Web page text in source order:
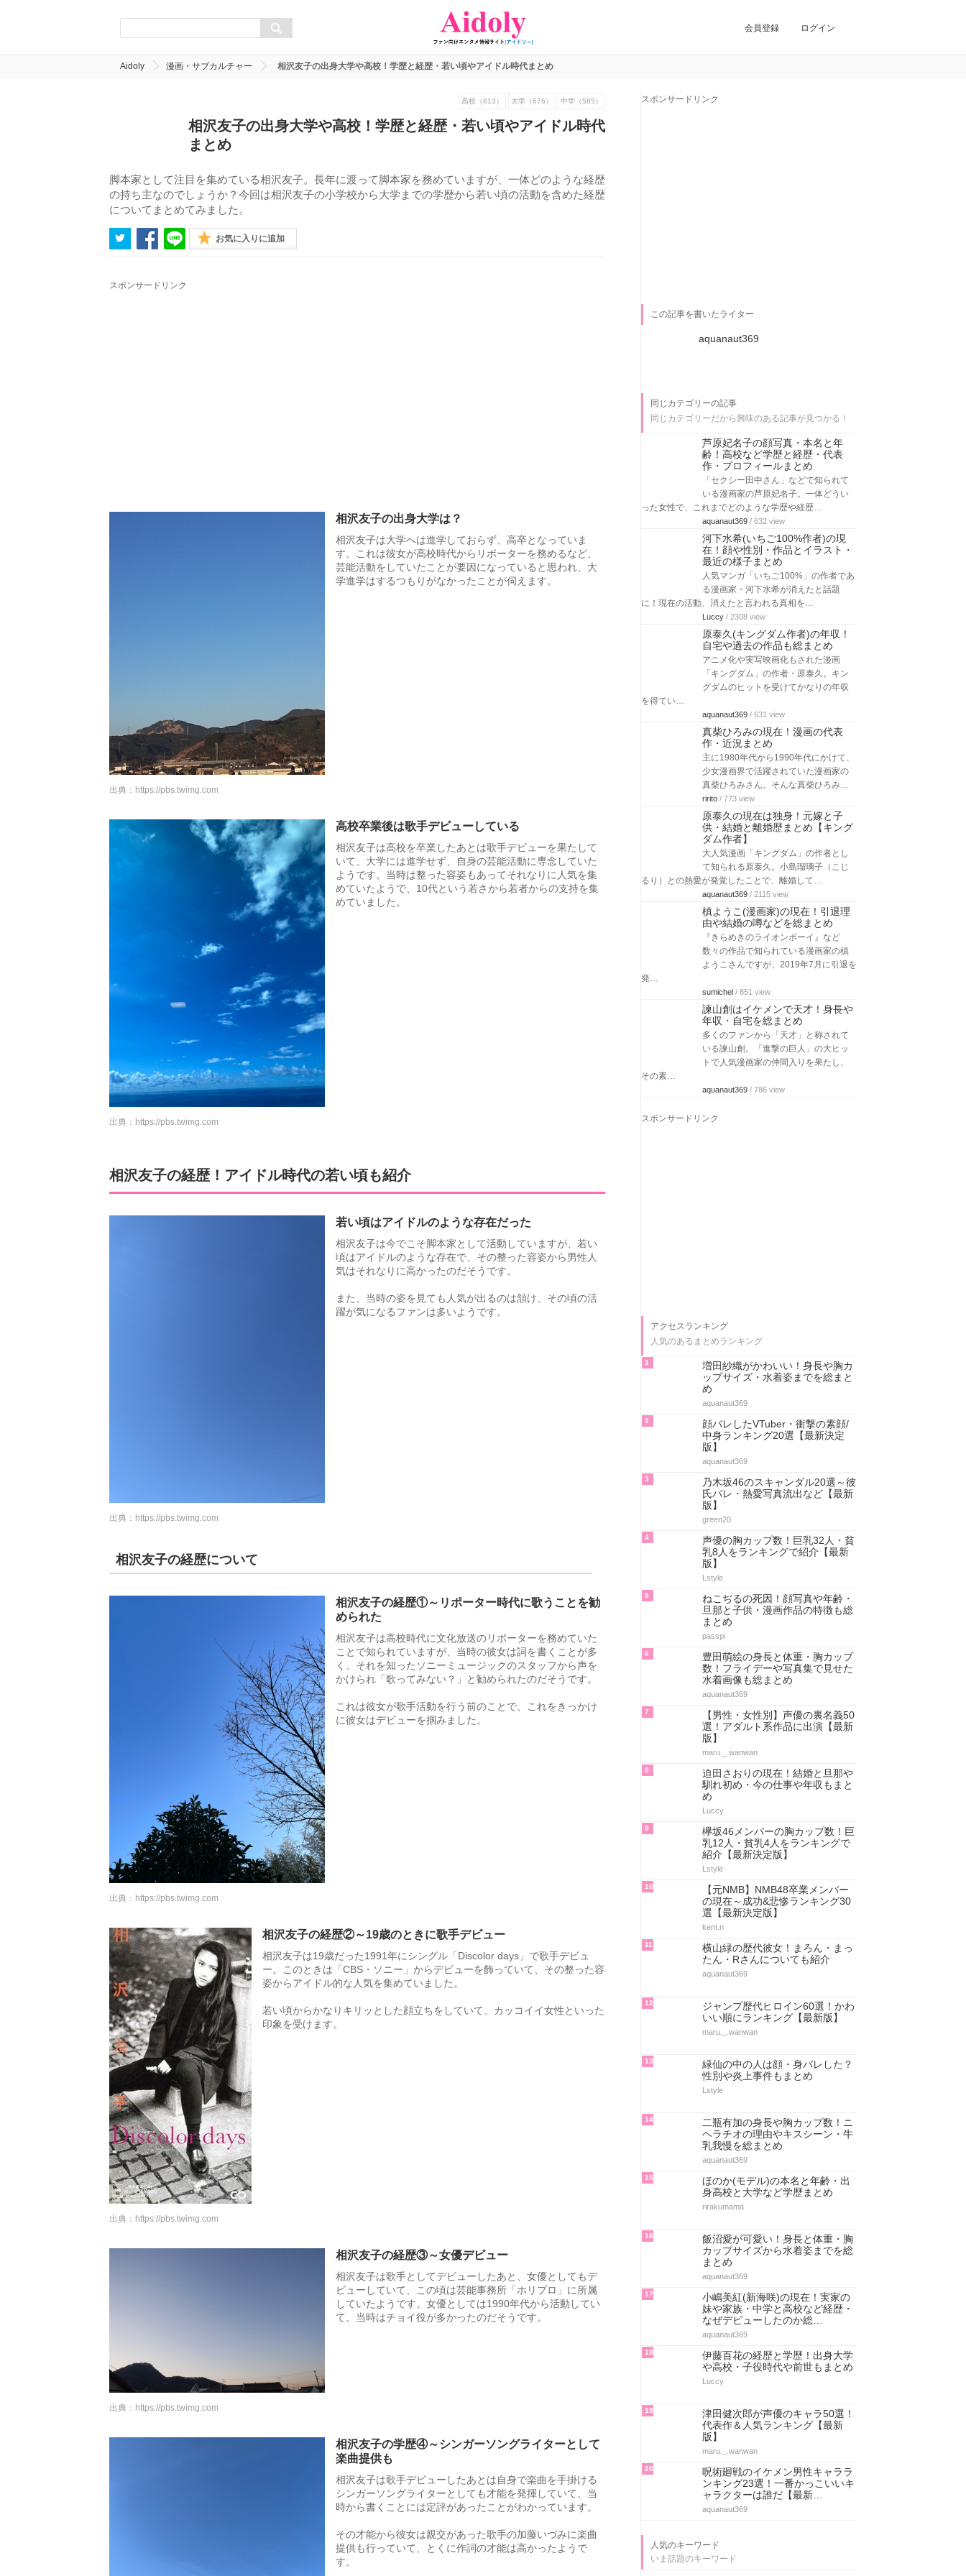
会員登録 ログイン
Aidoly 漫画・サブカルチャー 相沢友子の出身大学や高校！学歴と経歴・若い頃やアイドル時代まとめ
高校（813） 大学（676） 中学（585）
相沢友子の出身大学や高校！学歴と経歴・若い頃やアイドル時代
まとめ
脚本家として注目を集めている相沢友子。長年に渡って脚本家を務めていますが、一体どのような経歴
の持ち主なのでしょうか？今回は相沢友子の小学校から大学までの学歴から若い頃の活動を含めた経歴
についてまとめてみました。
お気に入りに追加
スポンサードリンク
相沢友子の出身大学は？
相沢友子は大学へは進学しておらず、高卒となっていま
す。これは彼女が高校時代からリポーターを務めるなど、
芸能活動をしていたことが要因になっていると思われ、大
学進学はするつもりがなかったことが伺えます。
出典： https://pbs.twimg.com
高校卒業後は歌手デビューしている
相沢友子は高校を卒業したあとは歌手デビューを果たして
いて、大学には進学せず、自身の芸能活動に専念していた
ようです。当時は整った容姿もあってそれなりに人気を集
めていたようで、10代という若さから若者からの支持を集
めていました。
出典： https://pbs.twimg.com
相沢友子の経歴！アイドル時代の若い頃も紹介
若い頃はアイドルのような存在だった
相沢友子は今でこそ脚本家として活動していますが、若い
頃はアイドルのような存在で、その整った容姿から男性人
気はそれなりに高かったのだそうです。
また、当時の姿を見ても人気が出るのは頷け、その頃の活
躍が気になるファンは多いようです。
出典： https://pbs.twimg.com
相沢友子の経歴について
相沢友子の経歴①～リポーター時代に歌うことを勧
められた
相沢友子は高校時代に文化放送のリポーターを務めていた
ことで知られていますが、当時の彼女は詞を書くことが多
く、それを知ったソニーミュージックのスタッフから声を
かけられ「歌ってみない？」と勧められたのだそうです。
これは彼女が歌手活動を行う前のことで、これをきっかけ
に彼女はデビューを掴みました。
出典： https://pbs.twimg.com
相沢友子の経歴②～19歳のときに歌手デビュー
相沢友子は19歳だった1991年にシングル「Discolor days」で歌手デビュ
ー。このときは「CBS・ソニー」からデビューを飾っていて、その整った容
姿からアイドル的な人気を集めていました。
若い頃からかなりキリッとした顔立ちをしていて、カッコイイ女性といった
印象を受けます。
出典： https://pbs.twimg.com
相沢友子の経歴③～女優デビュー
相沢友子は歌手としてデビューしたあと、女優としてもデ
ビューしていて、この頃は芸能事務所「ホリプロ」に所属
していたようです。女優としては1990年代から活動してい
て、当時はチョイ役が多かったのだそうです。
出典： https://pbs.twimg.com
相沢友子の学歴④～シンガーソングライターとして
楽曲提供も
相沢友子は歌手デビューしたあとは自身で楽曲を手掛ける
シンガーソングライターとしても才能を発揮していて、当
時から書くことには定評があったことがわかっています。
その才能から彼女は親交があった歌手の加藤いづみに楽曲
提供も行っていて、とくに作詞の才能は高かったようで
す。
スポンサードリンク
この記事を書いたライター
aquanaut369
同じカテゴリーの記事
同じカテゴリーだから興味のある記事が見つかる！
芦原妃名子の顔写真・本名と年
齢！高校など学歴と経歴・代表
作・プロフィールまとめ
「セクシー田中さん」などで知られて
いる漫画家の芦原妃名子。一体どうい
った女性で、これまでどのような学歴や経歴…
aquanaut369 / 632 view
河下水希(いちご100%作者)の現
在！顔や性別・作品とイラスト・
最近の様子まとめ
人気マンガ「いちご100%」の作者であ
る漫画家・河下水希が消えたと話題
に！現在の活動、消えたと言われる真相を…
Luccy / 2308 view
原泰久(キングダム作者)の年収！
自宅や過去の作品も総まとめ
アニメ化や実写映画化もされた漫画
「キングダム」の作者・原泰久。キン
グダムのヒットを受けてかなりの年収
を得てい…
aquanaut369 / 631 view
真柴ひろみの現在！漫画の代表
作・近況まとめ
主に1980年代から1990年代にかけて、
少女漫画界で活躍されていた漫画家の
真柴ひろみさん。そんな真柴ひろみ…
ririto / 773 view
原泰久の現在は独身！元嫁と子
供・結婚と離婚歴まとめ【キング
ダム作者】
大人気漫画「キングダム」の作者とし
て知られる原泰久。小島瑠璃子（こじ
るり）との熱愛が発覚したことで、離婚して…
aquanaut369 / 2115 view
槙ようこ(漫画家)の現在！引退理
由や結婚の噂などを総まとめ
『きらめきのライオンボーイ』など
数々の作品で知られている漫画家の槙
ようこさんですが、2019年7月に引退を
発…
sumichel / 851 view
諫山創はイケメンで天才！身長や
年収・自宅を総まとめ
多くのファンから「天才」と称されて
いる諫山創。「進撃の巨人」の大ヒッ
トで人気漫画家の仲間入りを果たし、
その素…
aquanaut369 / 786 view
スポンサードリンク
アクセスランキング
人気のあるまとめランキング
1
増田紗織がかわいい！身長や胸カ
ップサイズ・水着姿までを総まと
め
aquanaut369
2
顔バレしたVTuber・衝撃の素顔/
中身ランキング20選【最新決定
版】
aquanaut369
3
乃木坂46のスキャンダル20選～彼
氏バレ・熱愛写真流出など【最新
版】
green20
4
声優の胸カップ数！巨乳32人・貧
乳8人をランキングで紹介【最新
版】
Lstyle
5
ねこぢるの死因！顔写真や年齢・
旦那と子供・漫画作品の特徴も総
まとめ
passpi
6
豊田萌絵の身長と体重・胸カップ
数！フライデーや写真集で見せた
水着画像も総まとめ
aquanaut369
7
【男性・女性別】声優の裏名義50
選！アダルト系作品に出演【最新
版】
maru._.wanwan
8
迫田さおりの現在！結婚と旦那や
馴れ初め・今の仕事や年収もまと
め
Luccy
9
欅坂46メンバーの胸カップ数！巨
乳12人・貧乳4人をランキングで
紹介【最新決定版】
Lstyle
10
【元NMB】NMB48卒業メンバー
の現在～成功&悲惨ランキング30
選【最新決定版】
kent.n
11
横山緑の歴代彼女！まろん・まっ
たん・Rさんについても紹介
aquanaut369
12
ジャンプ歴代ヒロイン60選！かわ
いい順にランキング【最新版】
maru._.wanwan
13
緑仙の中の人は顔・身バレした？
性別や炎上事件もまとめ
Lstyle
14
二瓶有加の身長や胸カップ数！ニ
ヘラチオの理由やキスシーン・牛
乳我慢を総まとめ
aquanaut369
15
ほのか(モデル)の本名と年齢・出
身高校と大学など学歴まとめ
rirakumama
16
飯沼愛が可愛い！身長と体重・胸
カップサイズから水着姿までを総
まとめ
aquanaut369
17
小嶋美紅(新海咲)の現在！実家の
妹や家族・中学と高校など経歴・
なぜデビューしたのか総…
aquanaut369
18
伊藤百花の経歴と学歴！出身大学
や高校・子役時代や前世もまとめ
Luccy
19
津田健次郎が声優のキャラ50選！
代表作＆人気ランキング【最新
版】
maru._.wanwan
20
呪術廻戦のイケメン男性キャララ
ンキング23選！一番かっこいいキ
ャラクターは誰だ【最新…
aquanaut369
人気のキーワード
いま話題のキーワード